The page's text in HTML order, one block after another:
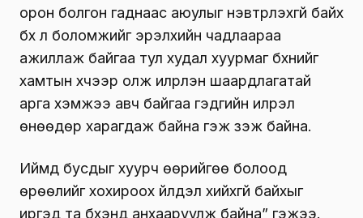
орон болгон гаднаас аюулыг нэвтрүүлэхгүй байх
бүх л боломжийг эрэлхийн чадлаараа
ажиллаж байгаа тул худал хуурмаг бүхнийг
хамтын хүчээр олж илрүүлэн шаардлагатай
арга хэмжээ авч байгаа гэдгийн илрэл
өнөөдөр харагдаж байна гэж үзэж байна.
Иймд бусдыг хуурч өөрийгөө болоод
өрөөлийг хохироох үйлдэл хийхгүй байхыг
иргэд та бүхэнд анхааруулж байна” гэжээ.